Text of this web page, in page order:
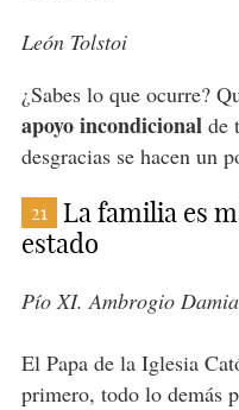
León Tolstoi
¿Sabes lo que ocurre?
apoyo incondicional de
desgracias se hacen un
21
La familia es
estado
Pío XI. Ambrogio
El Papa de la Iglesia
primero, todo lo demás